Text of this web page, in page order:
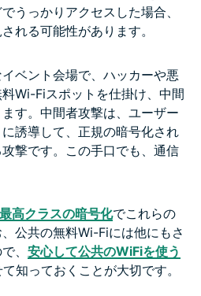
うっかりアクセスした場合、
れる可能性があります。
ベント会場で、ハッカーや悪
Wi-Fiスポットを仕掛け、中間
す。中間者攻撃は、ユーザー
誘導して、正規の暗号化され
撃です。この手口でも、通信
高クラスの暗号化でこれらの
公共の無料Wi-Fiには他にもさ
、 安心して公共のWiFiを使う
知っておくことが大切です。